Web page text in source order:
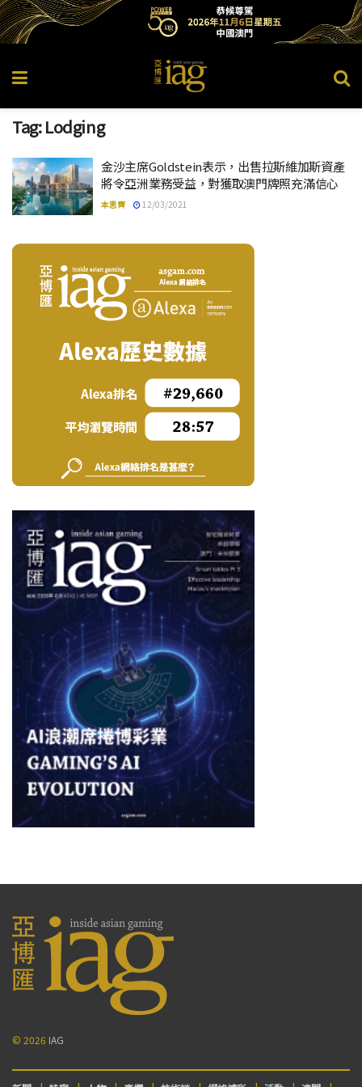
Tag:Lodging
金沙主席Goldstein表示，出售拉斯維加斯資產
將令亞洲業務受益，對獲取澳門牌照充滿信心
本思齊 12/03/2021
© 2026 IAG